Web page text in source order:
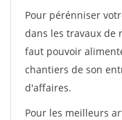
Pour pérénniser
dans les travaux de
faut pouvoir
chantiers de son
d'affaires.
Pour les meilleurs